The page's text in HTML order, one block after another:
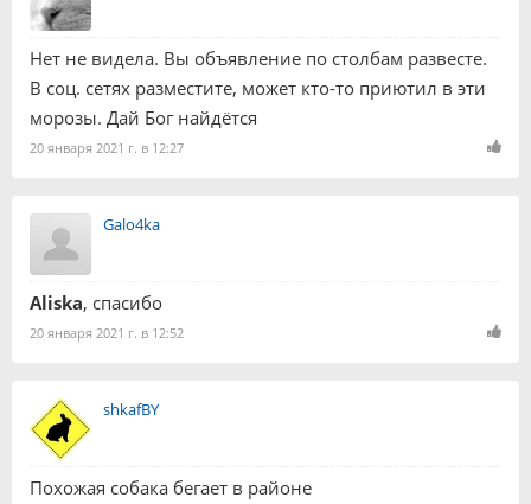
Нет не видела. Вы объявление по столбам развесте.
В соц. сетях разместите, может кто-то приютил в эти
морозы. Дай Бог найдётся
20 января 2021 г. в 12:27
Galo4ka
Aliska, спасибо
20 января 2021 г. в 12:52
shkafBY
Похожая собака бегает в районе